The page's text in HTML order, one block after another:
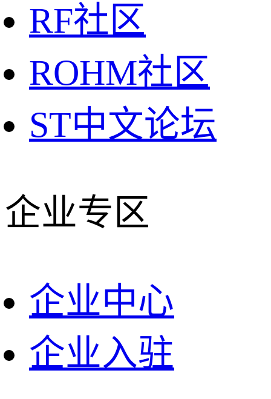
RF社区
ROHM社区
ST中文论坛
企业专区
企业中心
企业入驻